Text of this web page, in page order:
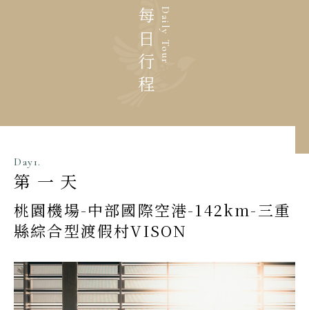
Daily Tour
每日行程
Day1.
第一天
桃園機場-中部國際空港-142km-三重
縣綜合型渡假村VISON